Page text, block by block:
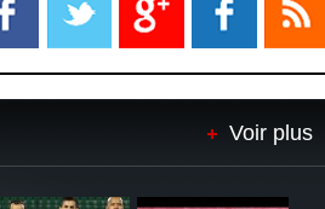
Le Barça savoure sa première
place et chambre le Real Madrid
de matchs"
Voir plus